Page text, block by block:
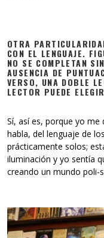
OTRA
CON EL LENGUAJE.
NO SE COMPLETAN
AUSENCIA DE
VERSO, UNA DOBLE
LECTOR PUEDE
Sí, así es, porque yo
habla, del lenguaje de
prácticamente solos;
iluminación y yo sentía
creando un mundo poli-